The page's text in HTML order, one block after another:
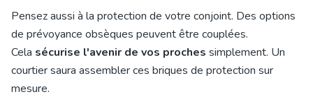
Pensez aussi à la protection de votre conjoint. Des options
de prévoyance obsèques peuvent être couplées.
Cela sécurise l'avenir de vos proches simplement. Un
courtier saura assembler ces briques de protection sur
mesure.